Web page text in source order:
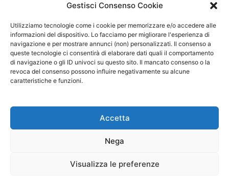
Gestisci Consenso Cookie
Utilizziamo tecnologie come i cookie per memorizzare e/o accedere alle
informazioni del dispositivo. Lo facciamo per migliorare l'esperienza di
navigazione e per mostrare annunci (non) personalizzati. Il consenso a
queste tecnologie ci consentirà di elaborare dati quali il comportamento
di navigazione o gli ID univoci su questo sito. Il mancato consenso o la
revoca del consenso possono influire negativamente su alcune
caratteristiche e funzioni.
Accetta
Nega
Visualizza le preferenze
RisparmiOggi non offre alcun genere di consulenza
e non si assume la responsabilità sull’utilizzo delle
informazioni riportate. Continuando ad accedere o
a usare questo sito o ogni servizio disponibile
questo sito, dichiari di accettare termini e condizioni
previste. © RisparmiOggi
Contattaci:
Disclaimer / Avviso sui rischi
questo sito si accettano le condizioni previste nel Disclaimer, Cookie e